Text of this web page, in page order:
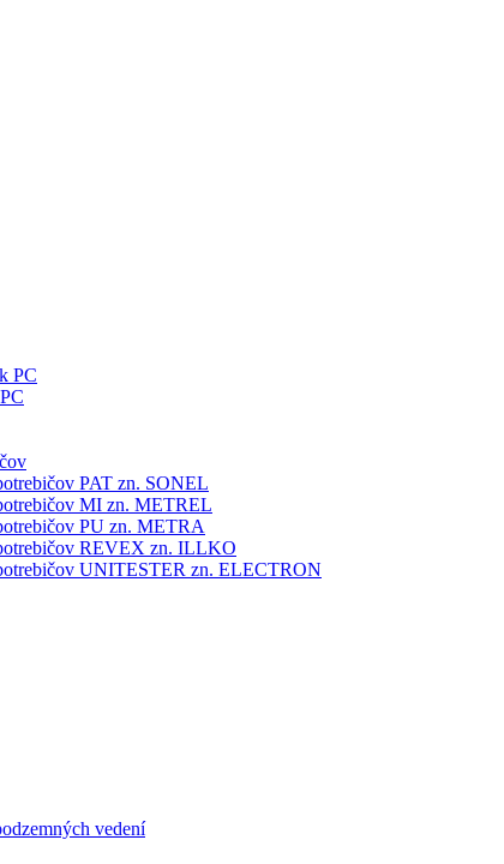
PC
PAT zn. SONEL
MI zn. METREL
PU zn. METRA
REVEX zn. ILLKO
UNITESTER zn. ELECTRON
vedení